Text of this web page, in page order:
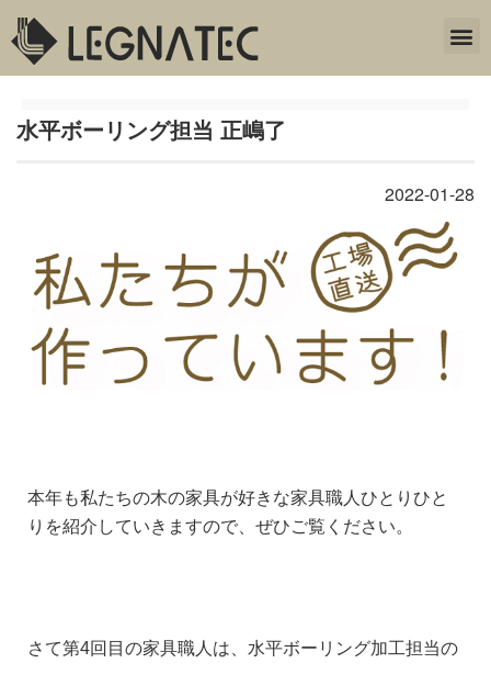
水平ボーリング担当 正嶋了
2022-01-28
本年も私たちの木の家具が好きな家具職人ひとりひと
りを紹介していきますので、 ぜひご覧ください。
さて第4回目の家具職人は、 水平ボーリング加工担当の